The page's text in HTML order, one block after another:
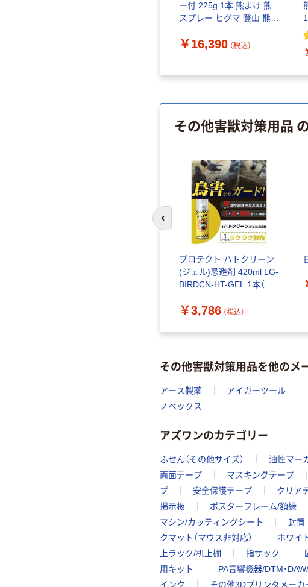
ー付 225g 1本 熊よけ 熊
スプレー ヒグマ 登山 熊対
種対応 SOG UDAP（直送
￥16,390 （税込）
その他害獣対策用品
プロテクト ハトクリーン
(ジェル)忌避剤 420ml LG-
BIRDCN-HT-GEL 1本（直
￥3,786 （税込）
前のスライドへ
その他害獣対策用品を他のメ
アース製薬 アイガーツール
ノベックス
アズワンのカテゴリー
ふせん（その他サイズ） 油性マー
両面テープ
マスキングテープ
プ
安全保護テープ クリア
掲示板
ポスターフレーム/額縁
マシン/カッティングシート
封筒
クマット（マウス非対応）
ホワイ
上ラック/机上棚
指サック
用キット
PA音響機器/DTM・
インク
その他3Dプリンタメーカ